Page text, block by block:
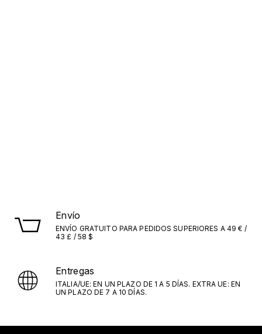
Envío
ENVÍO GRATUITO PARA PEDIDOS SUPERIORES A 49 € /
43 £ / 58 $
Entregas
ITALIA/UE: EN UN PLAZO DE 1 A 5 DÍAS. EXTRA UE: EN
UN PLAZO DE 7 A 10 DÍAS.